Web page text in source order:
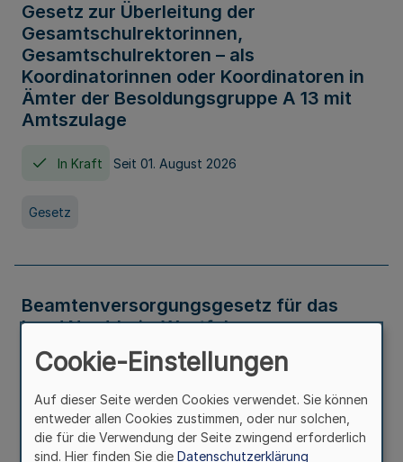
Gesetz zur Überleitung der
Gesamtschulrektorinnen,
Gesamtschulrektoren – als
Koordinatorinnen oder Koordinatoren in
Ämter der Besoldungsgruppe A 13 mit
Amtszulage
In Kraft Seit 01. August 2026
Gesetz
Beamtenversorgungsgesetz für das
Land Nordrhein-Westfalen
(Landesbeamtenversorgungsgesetz -
LBeamtVG NRW)
In Kraft Seit 01. Juli 2016
Cookie-Einstellungen
Auf dieser Seite werden Cookies verwendet. Sie können
entweder allen Cookies zustimmen, oder nur solchen,
die für die Verwendung der Seite zwingend erforderlich
sind. Hier finden Sie die Datenschutzerklärung